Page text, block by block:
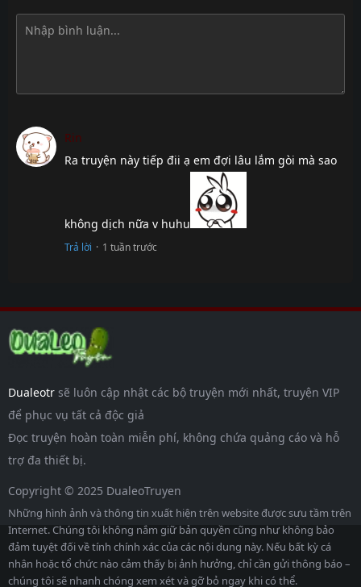
Chap 58
Chap 55
trước
Chap 53
Chap 51
7 tháng
Chap 50
Chap 49
7 tháng
Chap 48
7 tháng
Chap 46
7 tháng
trước
Chap 45
7 tháng
Rin
Ra truyện này tiếp đii ạ em đợi lâu lắm gòi mà sao
không dịch nữa v huhu
Trả lời · 1 tuần trước
Dualeotr sẽ luôn cập nhật các bộ truyện mới nhất, truyện VIP
để phục vụ tất cả độc giả
Đọc truyện hoàn toàn miễn phí, không chứa quảng cáo và hỗ
trợ đa thiết bị.
Copyright © 2025 DualeoTruyen
Những hình ảnh và thông tin xuất hiện trên website được sưu tầm trên
Internet. Chúng tôi không nắm giữ bản quyền cũng như không bảo
đảm tuyệt đối về tính chính xác của các nội dung này. Nếu bất kỳ cá
nhân hoặc tổ chức nào cảm thấy bị ảnh hưởng, chỉ cần gửi thông báo –
chúng tôi sẽ nhanh chóng xem xét và gỡ bỏ ngay khi có thể.